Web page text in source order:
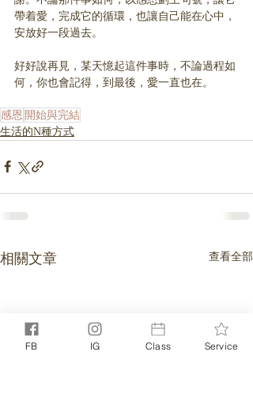
帶着愛，完成它的循環，也讓自己能在心中，
安放好一段過去。
好好說再見，某天憶起這件事時，不論過程如
何，你也會記得，到最後，愛一直也在。
感恩 開始與完結
生活的N種方式
相關文章 查看全部
FB IG Class Service